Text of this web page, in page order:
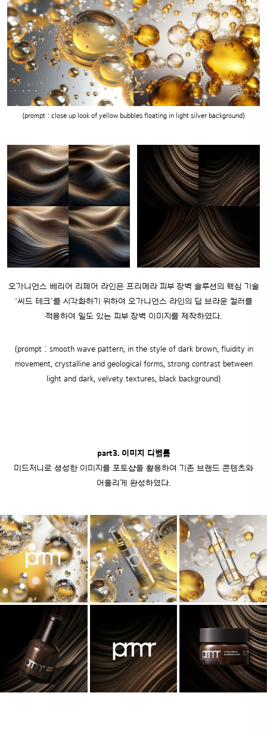
(prompt : close up look of yellow bubbles floating in light silver background)
오가니언스 베리어 리페어 라인은 프리메라 피부 장벽 솔루션의 핵심 기술
‘씨드 테크’를 시각화하기 위하여 오가니언스 라인의 딥 브라운 컬러를
적용하여 밀도 있는 피부 장벽 이미지를 제작하였다.
(prompt : smooth wave pattern, in the style of dark brown, fluidity in
movement,crystalline and geological forms, strong contrast between
light and dark, velvety textures, black background)
part3. 이미지 디벨롭
미드저니로 생성한 이미지를 포토샵을 활용하여 기존 브랜드 콘텐츠와
어울리게 완성하였다.